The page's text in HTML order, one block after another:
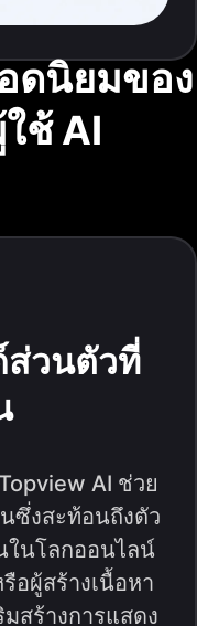
ดนิยมของ
ช้ AI
ส่วนตัวที่
AI ช่วย
ซึ่งสะท้อนถึงตัว
ในโลกออนไลน์
อผู้สร้างเนื้อหา
สร้างการแสดง